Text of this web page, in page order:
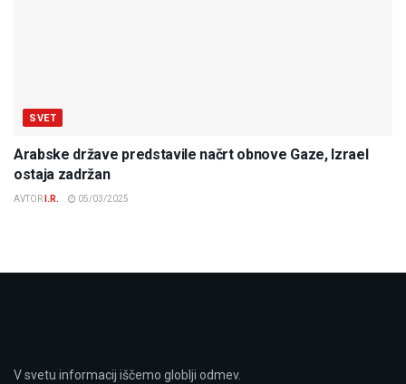
SVET
Arabske države predstavile načrt obnove Gaze, Izrael
ostaja zadržan
AVTOR I.R. 05/03/2025
V svetu informacij iščemo globlji odmev.